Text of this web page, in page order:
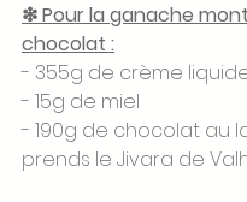
❇ Pour la ganache
chocolat :
- 355g de crème
- 15g de miel
- 190g de chocolat au
prends le Jivara de